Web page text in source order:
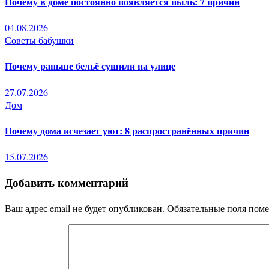
04.08.2026
Советы бабушки
Почему раньше бельё сушили на улице
27.07.2026
Дом
Почему дома исчезает уют: 8 распространённых причин
15.07.2026
Добавить комментарий
Ваш адрес email не будет опубликован. Обязательные поля